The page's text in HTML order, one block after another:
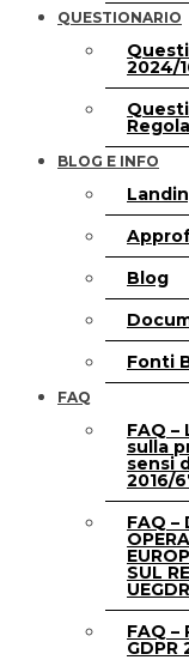
QUESTIONARIO
2024/
BLOG E INFO
Blog
Fonti
FAQ
FAQ
sulla
sensi
2016/
FAQ –
SUL
FAQ –
GDPR